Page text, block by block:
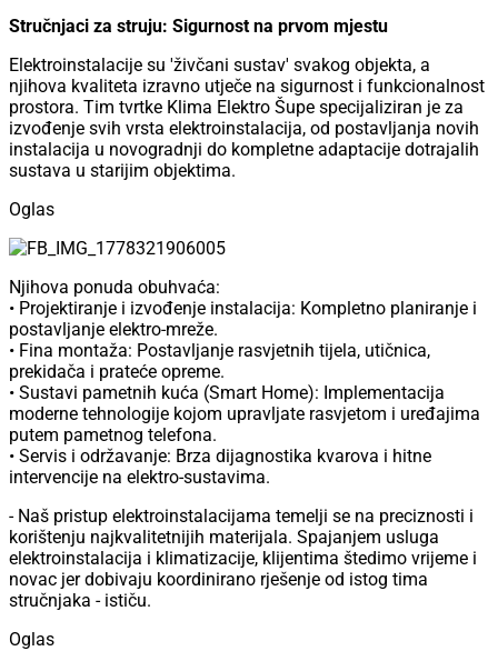
Stručnjaci za struju: Sigurnost na prvom mjestu
Elektroinstalacije su 'živčani sustav' svakog objekta, a
njihova kvaliteta izravno utječe na sigurnost i funkcionalnost
prostora. Tim tvrtke Klima Elektro Šupe specijaliziran je za
izvođenje svih vrsta elektroinstalacija, od postavljanja novih
instalacija u novogradnji do kompletne adaptacije dotrajalih
sustava u starijim objektima.
Oglas
Njihova ponuda obuhvaća:
• Projektiranje i izvođenje instalacija: Kompletno planiranje i
postavljanje elektro-mreže.
• Fina montaža: Postavljanje rasvjetnih tijela, utičnica,
prekidača i prateće opreme.
• Sustavi pametnih kuća (Smart Home): Implementacija
moderne tehnologije kojom upravljate rasvjetom i uređajima
putem pametnog telefona.
• Servis i održavanje: Brza dijagnostika kvarova i hitne
intervencije na elektro-sustavima.
- Naš pristup elektroinstalacijama temelji se na preciznosti i
korištenju najkvalitetnijih materijala. Spajanjem usluga
elektroinstalacija i klimatizacije, klijentima štedimo vrijeme i
novac jer dobivaju koordinirano rješenje od istog tima
stručnjaka - ističu.
Oglas